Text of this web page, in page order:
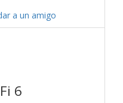
a un amigo
6